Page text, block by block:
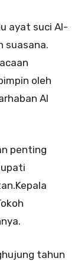
ayat suci Al-
suasana.
oleh
Al
penting
tahun